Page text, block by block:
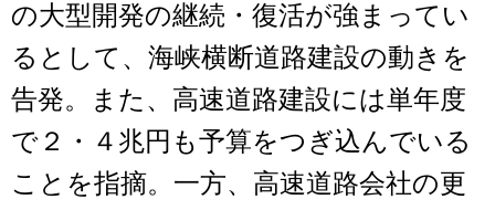
の大型開発の継続・復活が強まってい
るとして、海峡横断道路建設の動きを
告発。また、高速道路建設には単年度
で２・４兆円も予算をつぎ込んでいる
ことを指摘。一方、高速道路会社の更